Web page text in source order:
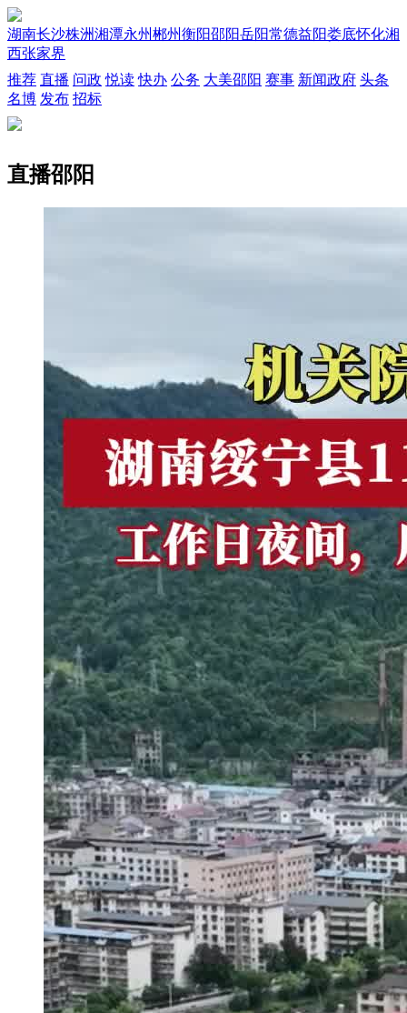
湖南长沙株洲湘潭永州郴州衡阳邵阳岳阳常德益阳娄底怀化湘
西张家界
推荐 直播 问政 悦读 快办 公务 大美邵阳 赛事 新闻政府 头条
名博 发布 招标
直播邵阳